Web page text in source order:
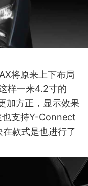
将原来上下布局
样一来4.2寸的
加方正，显示效果
也支持Y-Connect
款式是也进行了